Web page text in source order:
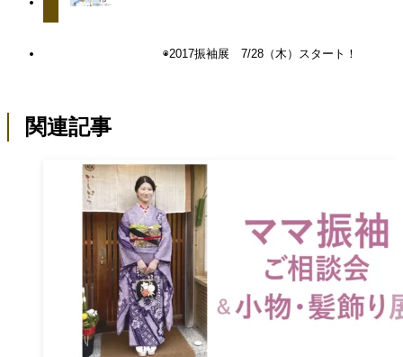
◉2017振袖展 7/28（木）スタート！
関連記事